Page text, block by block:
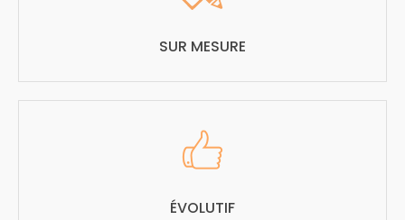
SUR MESURE
ÉVOLUTIF